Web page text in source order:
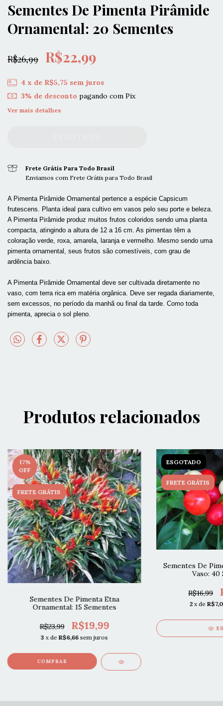
Sementes De Pimenta Pirâmide
Ornamental: 20 Sementes
R$26,99 R$22,99
4 x de R$5,75 sem juros
3% de desconto pagando com Pix
Ver mais detalhes
Frete Grátis Para Todo Brasil
Enviamos com Frete Grátis para Todo Brasil
A Pimenta Pirâmide Ornamental pertence a espécie Capsicum
frutescens. Planta ideal para cultivo em vasos pelo seu porte e beleza.
A Pimenta Pirâmide produz muitos frutos coloridos sendo uma planta
compacta, atingindo a altura de 12 a 16 cm. As pimentas têm a
coloração verde, roxa, amarela, laranja e vermelho. Mesmo sendo uma
pimenta ornamental, seus frutos são comestíveis, com grau de
ardência baixo.
A Pimenta Pirâmide Ornamental deve ser cultivada diretamente no
vaso, com terra rica em matéria orgânica. Deve ser regada diariamente,
sem excessos, no período da manhã ou final da tarde. Como toda
pimenta, aprecia o sol pleno.
Produtos relacionados
17%
OFF
FRETE GRÁTIS
Sementes De Pimenta Etna
Ornamental: 15 Sementes
R$23,99 R$19,99
3 x deR$6,66 sem juros
ESGOTADO
FRETE GRÁTIS
Sementes De
Vaso: 40
R$16,99
2 x de